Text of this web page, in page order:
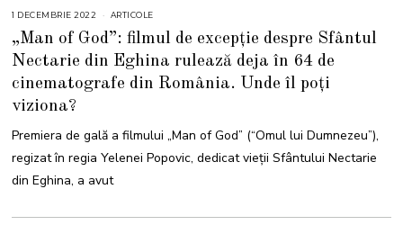
1 DECEMBRIE 2022
E
E
M
B
R
0
2
ARTICOLE
„Man of God”: filmul de excepție despre Sfântul
Nectarie din Eghina rulează deja în 64 de
cinematografe din România. Unde îl poți
viziona?
Premiera de gală a filmului „Man of God” (“Omul lui Dumnezeu”),
regizat în regia Yelenei Popovic, dedicat vieţii Sfântului Nectarie
din Eghina, a avut